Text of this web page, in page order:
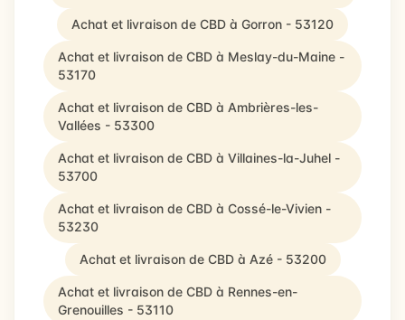
Achat et livraison de CBD à Gorron - 53120
Achat et livraison de CBD à Meslay-du-Maine -
53170
Achat et livraison de CBD à Ambrières-les-
Vallées - 53300
Achat et livraison de CBD à Villaines-la-Juhel -
53700
Achat et livraison de CBD à Cossé-le-Vivien -
53230
Achat et livraison de CBD à Azé - 53200
Achat et livraison de CBD à Rennes-en-
Grenouilles - 53110